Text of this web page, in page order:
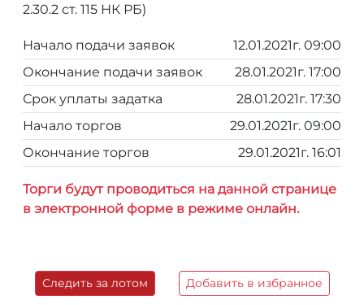
2.30.2 ст. 115 НК РБ)
Начало подачи заявок
12.01.2021г. 09:00
Окончание подачи заявок
28.01.2021г. 17:00
Срок уплаты задатка
28.01.2021г. 17:30
Начало торгов
29.01.2021г. 09:00
Окончание торгов
29.01.2021г. 16:01
Торги будут проводиться на данной странице
в электронной форме в режиме онлайн.
Следить за лотом Добавить в избранное